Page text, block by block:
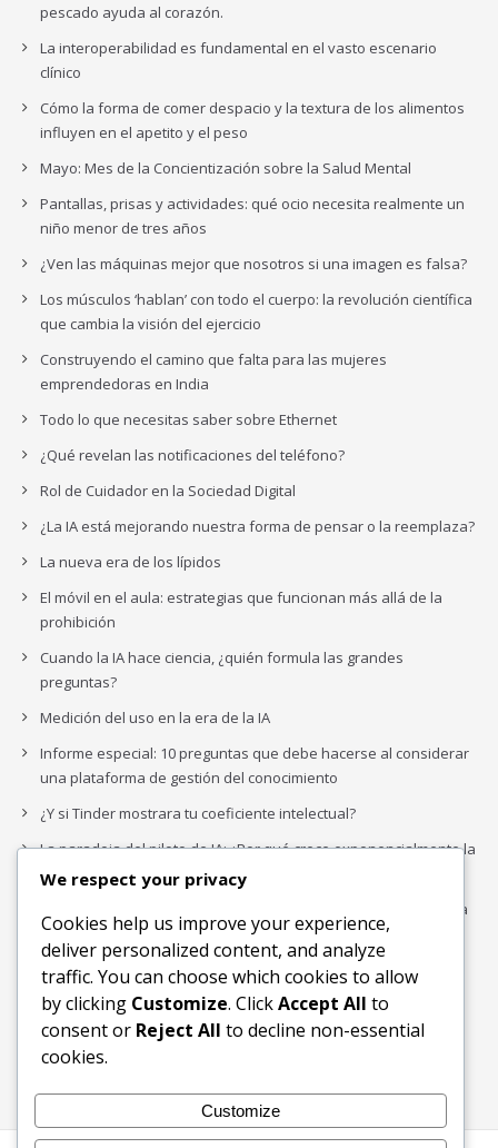
pescado ayuda al corazón.
La interoperabilidad es fundamental en el vasto escenario
clínico
Cómo la forma de comer despacio y la textura de los alimentos
influyen en el apetito y el peso
Mayo: Mes de la Concientización sobre la Salud Mental
Pantallas, prisas y actividades: qué ocio necesita realmente un
niño menor de tres años
¿Ven las máquinas mejor que nosotros si una imagen es falsa?
Los músculos ‘hablan’ con todo el cuerpo: la revolución científica
que cambia la visión del ejercicio
Construyendo el camino que falta para las mujeres
emprendedoras en India
Todo lo que necesitas saber sobre Ethernet
¿Qué revelan las notificaciones del teléfono?
Rol de Cuidador en la Sociedad Digital
¿La IA está mejorando nuestra forma de pensar o la reemplaza?
La nueva era de los lípidos
El móvil en el aula: estrategias que funcionan más allá de la
prohibición
Cuando la IA hace ciencia, ¿quién formula las grandes
preguntas?
Medición del uso en la era de la IA
Informe especial: 10 preguntas que debe hacerse al considerar
una plataforma de gestión del conocimiento
¿Y si Tinder mostrara tu coeficiente intelectual?
La paradoja del piloto de IA: ¿Por qué crece exponencialmente la
complejidad de la IA empresarial?
Los organigramas de marketing se crearon para los canales. La
IA acaba de dejarlos obsoletos.
Buscar
Buscar
We respect your privacy
Cookies help us improve your experience,
deliver personalized content, and analyze
traffic. You can choose which cookies to allow
by clicking Customize. ClickAccept All to
consent or Reject All to decline non-essential
cookies.
Customize